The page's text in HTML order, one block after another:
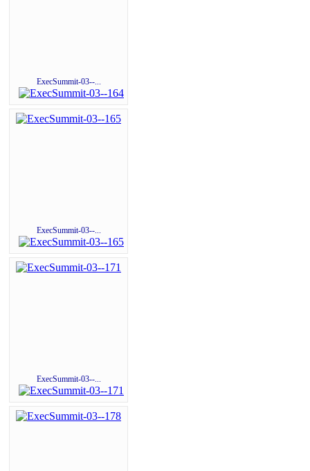
ExecSummit-03--...
ExecSummit-03--...
ExecSummit-03--...